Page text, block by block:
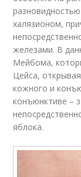
халязионом,
железами. В
Мейбома,
Цейса,
кожного и
конъюнктиве –
яблока.